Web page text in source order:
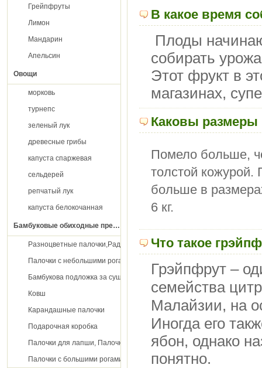
Грейпфруты
Лимон
Мандарин
Апельсин
Овощи
морковь
турнепс
зеленый лук
древесные грибы
капуста спаржевая
сельдерей
репчатый лук
капуста белокочанная
Бамбуковые обиходные предметы
Разноцветные палочки,Радужные палочки
Палочки с небольшими рогами
Бамбукова подложка за суши
Ковш
Карандашные палочки
Подарочная коробка
Палочки для лапши, Палочки для китайского самовара
Палочки с большими рогами
В какое время
Плоды
собирать
Этот фрукт в
магазинах,
Каковы размеры
Помело больше,
толстой
больше в
6 кг.
Что такое
Грэйпфрут–
семейства
Малайзии, на
Иногда его
ябон, однако
понятно.